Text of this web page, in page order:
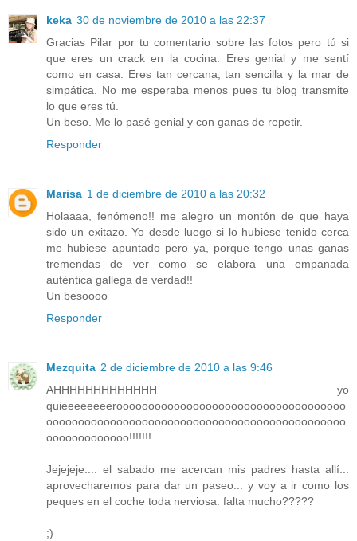
keka 30 de noviembre de 2010 a las 22:37
Gracias Pilar por tu comentario sobre las fotos pero tú si
que eres un crack en la cocina. Eres genial y me sentí
como en casa. Eres tan cercana, tan sencilla y la mar de
simpática. No me esperaba menos pues tu blog transmite
lo que eres tú.
Un beso. Me lo pasé genial y con ganas de repetir.
Responder
Marisa 1 de diciembre de 2010 a las 20:32
Holaaaa, fenómeno!! me alegro un montón de que haya
sido un exitazo. Yo desde luego si lo hubiese tenido cerca
me hubiese apuntado pero ya, porque tengo unas ganas
tremendas de ver como se elabora una empanada
auténtica gallega de verdad!!
Un besoooo
Responder
Mezquita 2 de diciembre de 2010 a las 9:46
AHHHHHHHHHHHHH yo
quieeeeeeeeroooooooooooooooooooooooooooooooooooo
ooooooooooooooooooooooooooooooooooooooooooooooo
ooooooooooooo!!!!!!!
Jejejeje.... el sabado me acercan mis padres hasta allí...
aprovecharemos para dar un paseo... y voy a ir como los
peques en el coche toda nerviosa: falta mucho?????
;)